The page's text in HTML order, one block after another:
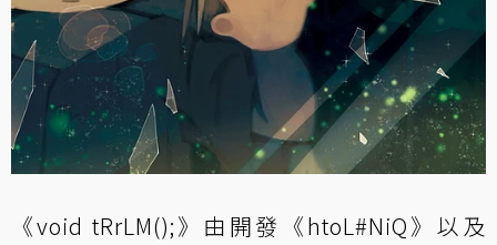
《void tRrLM();》由開發《htoL#NiQ》以及